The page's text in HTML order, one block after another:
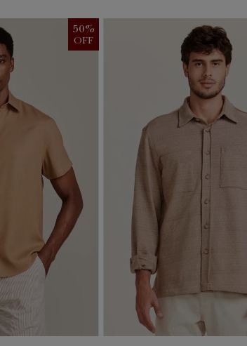
50%
OFF